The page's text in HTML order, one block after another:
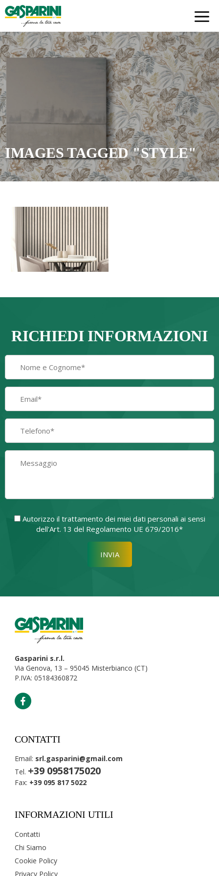
Skip
to
content
IMAGES TAGGED "STYLE"
RICHIEDI INFORMAZIONI
Autorizzo il trattamento dei miei dati personali ai sensi
dell'Art. 13 del Regolamento UE 679/2016*
Si prega di lasciare vuoto
Gasparini s.r.l.
Via Genova, 13 – 95045 Misterbianco (CT)
P.IVA: 05184360872
CONTATTI
Email: srl.gasparini@gmail.com
Tel. +39 0958175020
Fax: +39 095 817 5022
INFORMAZIONI UTILI
Contatti
Chi Siamo
Cookie Policy
Privacy Policy